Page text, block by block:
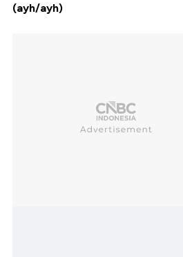
(ayh/ayh)